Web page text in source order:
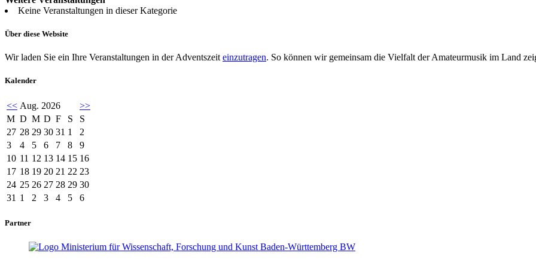
Keine Veranstaltungen in dieser Kategorie
Über diese Website
Wir laden Sie ein Ihre Veranstaltungen in der Adventszeit einzutragen. So können wir gemeinsam die Vielfalt der Amateurmusik im Land
Kalender
<< Aug. 2026
>>
M D M D F S
S
27 28 29 30 31 1
2
3
4 5 6 7 8
9
10 11 12 13 14 15 16
17 18 19 20 21 22 23
24 25 26 27 28 29 30
31 1 2 3 4 5 6
Partner